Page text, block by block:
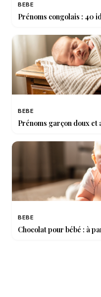
BEBE
Prénoms congolais : 40
BEBE
Prénoms garçon doux et
BEBE
Chocolat pour bébé : à